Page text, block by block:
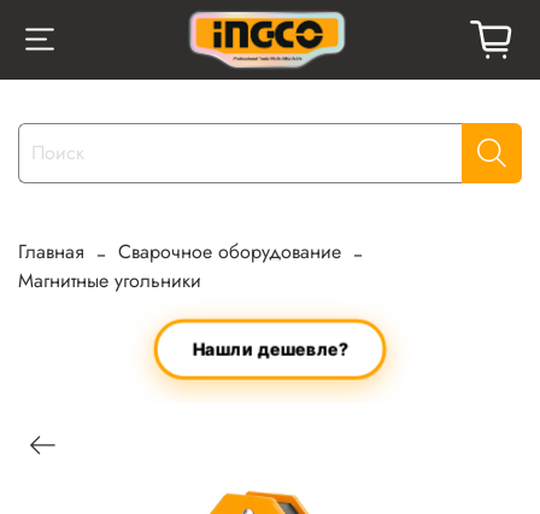
Главная
Сварочное оборудование
Магнитные угольники
Нашли дешевле?